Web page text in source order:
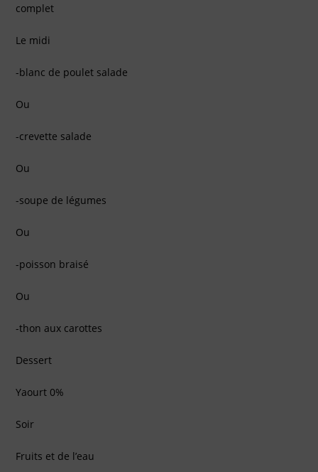
complet
Le midi
-blanc de poulet salade
Ou
-crevette salade
Ou
-soupe de légumes
Ou
-poisson braisé
Ou
-thon aux carottes
Dessert
Yaourt 0%
Soir
Fruits et de l’eau